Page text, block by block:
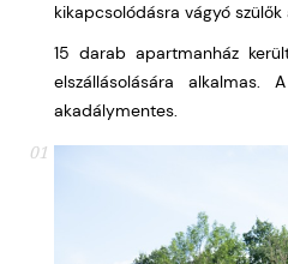
kikapcsolódásra vágyó
15 darab apartmanház
elszállásolására
akadálymentes.
01